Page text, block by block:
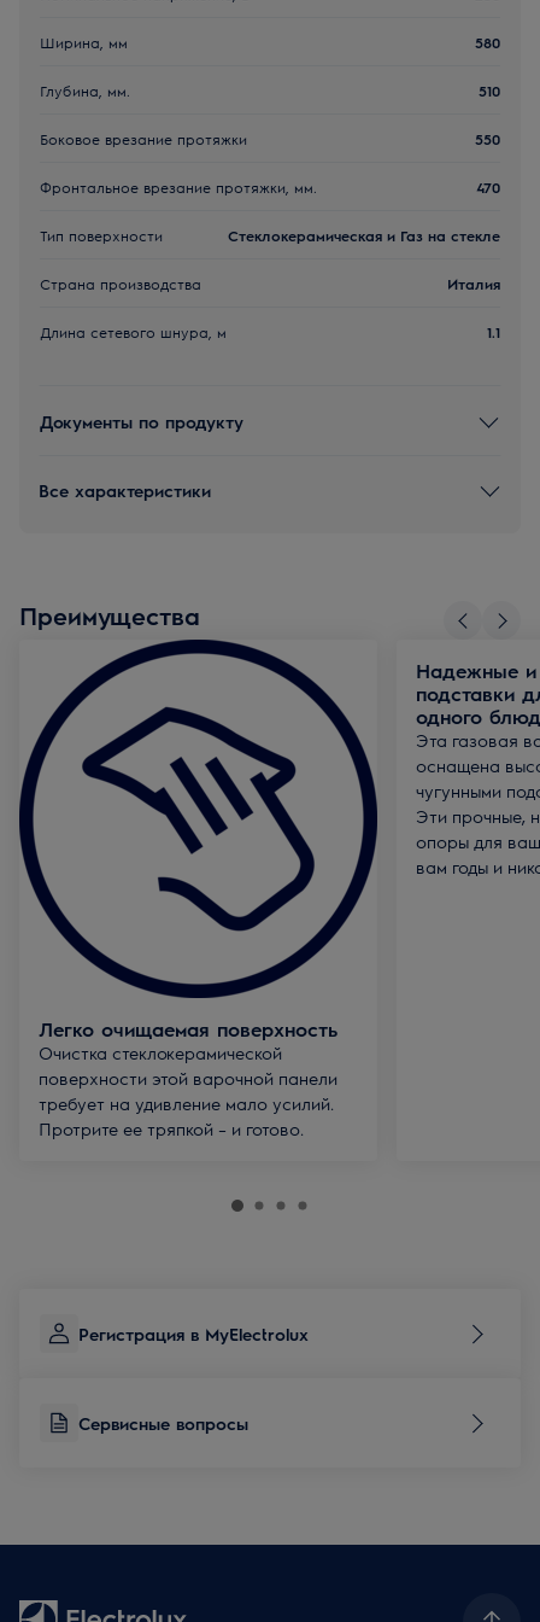
Ширина, мм 580
Глубина, мм. 510
Боковое врезание протяжки 550
Фронтальное врезание протяжки, мм. 470
Тип поверхности Стеклокерамическая и Газ на стекле
Страна производства Италия
Длина сетевого шнура, м 1.1
Документы по продукту
Все характеристики
Преимущества
Легко очищаемая поверхность
Очистка стеклокерамической
поверхности этой варочной панели
требует на удивление мало усилий.
Протрите ее тряпкой – и готово.
Надежные и
подставки
одного
Эта газовая
оснащена
чугунными
Эти прочные,
опоры для
вам годы и
Регистрация в MyElectrolux
Сервисные вопросы